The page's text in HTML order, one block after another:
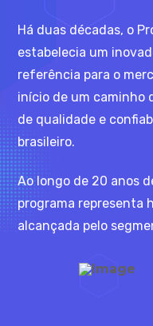
Há duas décadas, o
estabelecia um
referência para o
início de um caminho
de qualidade e
brasileiro.
Ao longo de 20 anos
programa representa
alcançada pelo